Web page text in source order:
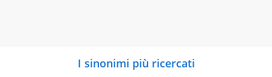
I sinonimi più ricercati